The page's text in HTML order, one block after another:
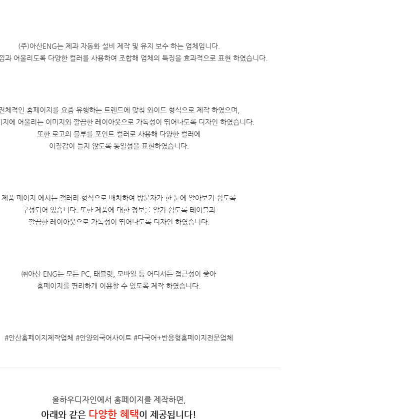
(주)아산ENG는 제과 자동화 설비 제작 및 유지 보수 하는 업체입니다.
과 어울리도록 다양한 컬러를 사용하여 조합해 업체의 특징을 효과적으로 표현 하였습니다.
체적인 홈페이지를 요즘 유행하는 트렌드에 맞춰 와이드 형식으로 제작 하였으며,
지에 어울리는 이미지와 깔끔한 레이아웃으로 가독성이 뛰어나도록 디자인 하였습니다.
또한 로고의 블루를 포인트 컬러로 사용해 다양한 컬러에
이질감이 들지 않도록 통일성을 표현하였습니다.
제품 페이지 에서는 갤러리 형식으로 배치하여 방문자가 한 눈에 알아보기 쉽도록
구성되어 있습니다. 또한 제품에 대한 정보를 알기 쉽도록 테이블과
깔끔한 레이아웃으로 가독성이 뛰어나도록 디자인 하였습니다.
㈜아산 ENG는 모든 PC, 태블릿, 모바일 등 어디서든 접근성이 좋아
홈페이지를 편리하게 이용할 수 있도록 제작 하였습니다.
#안산홈페이지제작업체 #안양외국어사이트 #다국어+반응형홈페이지전문업체
올하우디자인에서 홈페이지를 제작하면,
아래와 같은 다양한 혜택이 제공됩니다!